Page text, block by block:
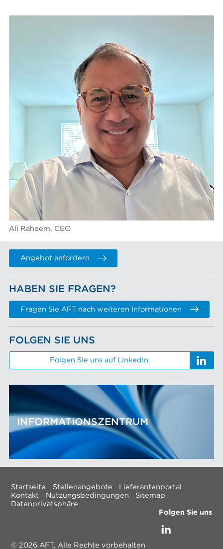
Ali Raheem, CEO
Angebot anfordern
HABEN SIE FRAGEN?
Fragen Sie AFT nach weiteren Informationen
FOLGEN SIE UNS
Folgen Sie uns auf LinkedIn
INFORMATIONSZENTRUM
Startseite Stellenangebote
Lieferantenportal
Kontakt
Nutzungsbedingungen
Sitemap
Datenprivatsphäre
Folgen Sie uns
© 2026 AFT, Alle Rechte vorbehalten